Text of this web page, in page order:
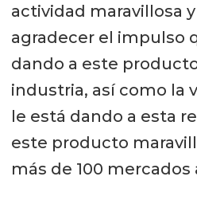
actividad maravillosa
agradecer el impulso
dando a este
industria, así como la
le está dando a esta
este producto
más de 100 mercados